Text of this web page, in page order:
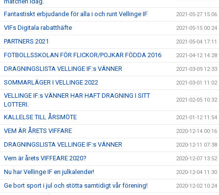
Fantastiskt erbjudande för alla i och runt Vellinge IF 2021-05-27 15:06
VIFs Digitala rabatthäfte 2021-05-15 00:24
PARTNERS 2021 2021-05-04 17:11
FOTBOLLSSKOLAN FÖR FLICKOR/POJKAR FÖDDA 2016 2021-04-12 14:28
DRAGNINGSLISTA VELLINGE IF:s VÄNNER 2021-03-09 12:33
SOMMARLÄGER I VELLINGE 2022 2021-03-01 11:02
VELLINGE IF:s VÄNNER HAR HAFT DRAGNING I SITT
LOTTERI.
2021-02-05 10:32
KALLELSE TILL ÅRSMÖTE 2021-01-12 11:54
VEM ÄR ÅRETS VIFFARE 2020-12-14 00:16
DRAGNINGSLISTA VELLINGE IF:s VÄNNER 2020-12-11 07:38
Vem är årets VIFFEARE 2020? 2020-12-07 13:52
Nu har Vellinge IF en julkalender! 2020-12-04 11:30
Ge bort sport i jul och stötta samtidigt vår förening! 2020-12-02 10:24